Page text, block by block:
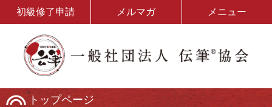
初級修了申請 メルマガ メニュー
トップページ